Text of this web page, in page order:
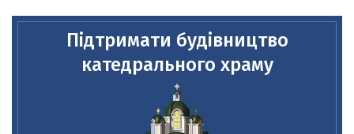
Підтримати будівництво
катедрального храму